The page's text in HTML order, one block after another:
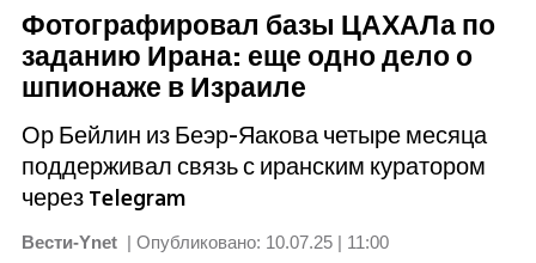
Фотографировал базы ЦАХАЛа по
заданию Ирана: еще одно дело о
шпионаже в Израиле
Ор Бейлин из Беэр-Яакова четыре месяца
поддерживал связь с иранским куратором
через Telegram
Вести-Ynet | Опубликовано: 10.07.25 | 11:00